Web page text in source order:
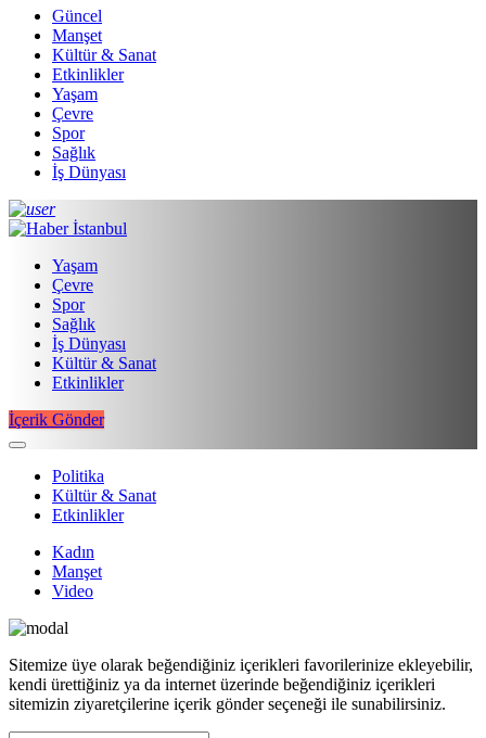
Güncel
Manşet
Kültür & Sanat
Etkinlikler
Yaşam
Çevre
Spor
Sağlık
İş Dünyası
Yaşam
Çevre
Spor
Sağlık
İş Dünyası
Kültür & Sanat
Etkinlikler
İçerik Gönder
Politika
Kültür & Sanat
Etkinlikler
Kadın
Manşet
Video
Sitemize üye olarak beğendiğiniz içerikleri favorilerinize ekleyebilir,
kendi ürettiğiniz ya da internet üzerinde beğendiğiniz içerikleri
sitemizin ziyaretçilerine içerik gönder seçeneği ile sunabilirsiniz.